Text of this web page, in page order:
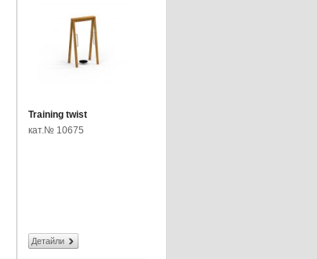
Training twist
кат.№ 10675
Детайли